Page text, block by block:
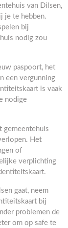
van Dilsen,
je te hebben.
bij
nodig zou
paspoort, het
een vergunning
is vaak
nodige
gemeentehuis
Het
of
verplichting
gaat, neem
bij
problemen de
om op safe te